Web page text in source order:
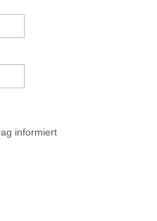
informiert